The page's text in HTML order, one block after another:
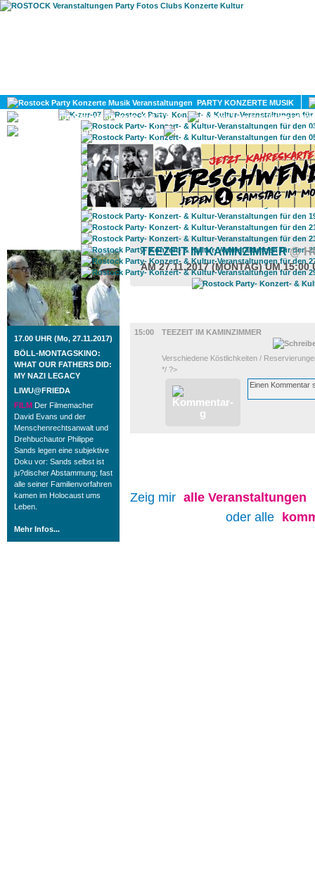
PARTY KONZERTE MUSIK
KULTUR
GAY
ROSTOCK TAGESTIPP
17.00 UHR (Mo, 27.11.2017)
BÖLL-MONTAGSKINO:
WHAT OUR FATHERS DID:
MY NAZI LEGACY
LIWU@FRIEDA
FILM Der Filmemacher
David Evans und der
Menschenrechtsanwalt und
Drehbuchautor Philippe
Sands legen eine subjektive
Doku vor: Sands selbst ist
ju?discher Abstammung; fast
alle seiner Familienvorfahren
kamen im Holocaust ums
Leben.
Mehr Infos...
TEEZEIT IM KAMINZIMMER@
AM 27.11.2017 (MONTAG) UM 15:00
15:00
TEEZEIT IM KAMINZIMMER
Verschiedene Köstlichkeiten /
*/ ?>
Zeig mir alle Veranstaltungen
oder alle